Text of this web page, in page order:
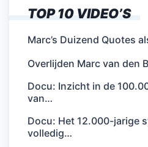
TOP 10 VIDEO’S
Marc’s Duizend Quotes
Overlijden Marc van den
Docu: Inzicht in de
van…
Docu: Het 12.000-jarige
volledig…